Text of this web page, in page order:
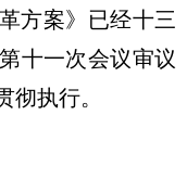
方案》已经十三
十一次会议审议
彻执行。